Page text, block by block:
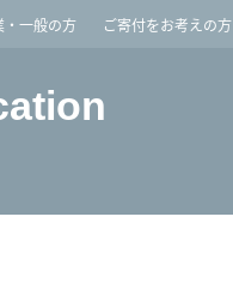
・一般の方 ご寄付をお考えの方